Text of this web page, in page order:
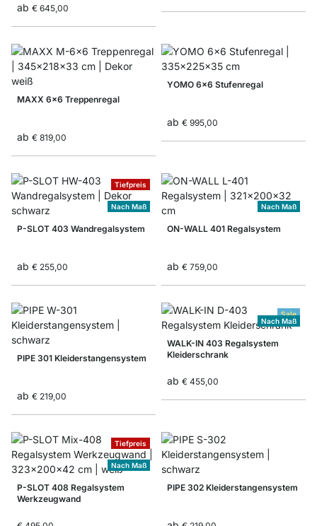
ab € 645,00
MAXX 6x6 Treppenregal
ab € 819,00
YOMO 6x6 Stufenregal
ab € 995,00
Tiefpreis
Nach Maß
P-SLOT 403 Wandregalsystem
ab € 255,00
Nach Maß
ON-WALL 401 Regalsystem
ab € 759,00
PIPE 301 Kleiderstangensystem
ab € 219,00
Sale
Nach Maß
WALK-IN 403 Regalsystem
Kleiderschrank
ab € 455,00
Tiefpreis
Nach Maß
P-SLOT 408 Regalsystem
Werkzeugwand
PIPE 302 Kleiderstangensystem